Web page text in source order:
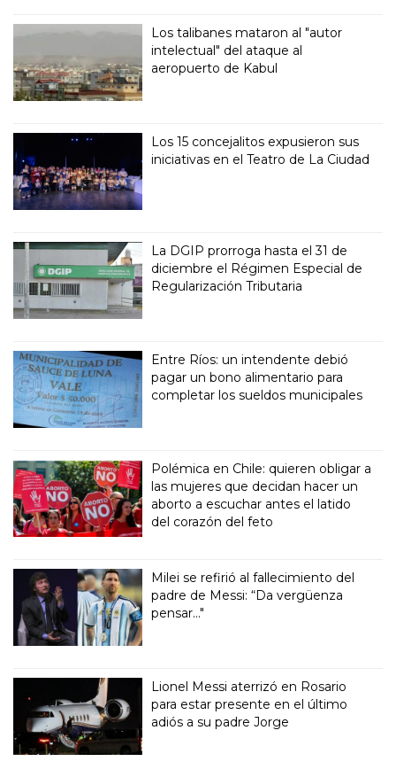
Los talibanes mataron al "autor
intelectual" del ataque al
aeropuerto de Kabul
Los 15 concejalitos expusieron sus
iniciativas en el Teatro de La Ciudad
La DGIP prorroga hasta el 31 de
diciembre el Régimen Especial de
Regularización Tributaria
Entre Ríos: un intendente debió
pagar un bono alimentario para
completar los sueldos municipales
Polémica en Chile: quieren obligar a
las mujeres que decidan hacer un
aborto a escuchar antes el latido
del corazón del feto
Milei se refirió al fallecimiento del
padre de Messi: “Da vergüenza
pensar..."
Lionel Messi aterrizó en Rosario
para estar presente en el último
adiós a su padre Jorge